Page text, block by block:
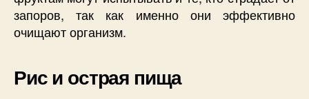
запоров, так как именно они эффективно
очищают организм.
Рис и острая пища